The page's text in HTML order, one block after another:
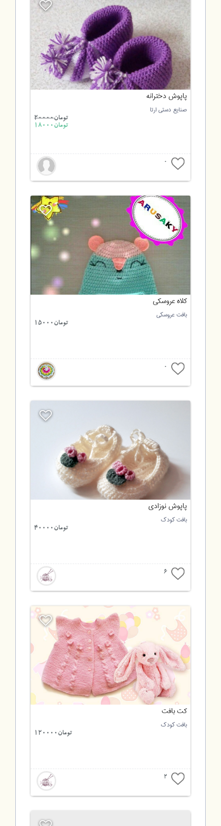
پاپوش دخترانه
صنایع دستی ارتا
تومان20000
تومان18000
0
کلاه عروسکی
بافت عروسکی
تومان15000
0
پاپوش نوزادی
بافت کودک
تومان40000
6
کت بافت
بافت کودک
تومان120000
2